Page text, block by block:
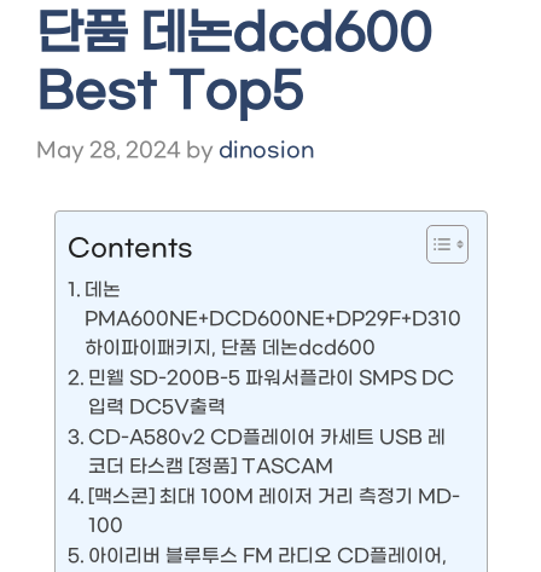
단품 데논dcd600
Best Top5
May 28, 2024 by dinosion
Contents
데논
PMA600NE+DCD600NE+DP29F+D310
하이파이패키지, 단품 데논dcd600
민웰 SD-200B-5 파워서플라이 SMPS DC
입력 DC5V출력
CD-A580v2 CD플레이어 카세트 USB 레
코더 타스캠 [정품] TASCAM
[맥스콘] 최대 100M 레이저 거리 측정기 MD-
100
아이리버 블루투스 FM 라디오 CD플레이어,